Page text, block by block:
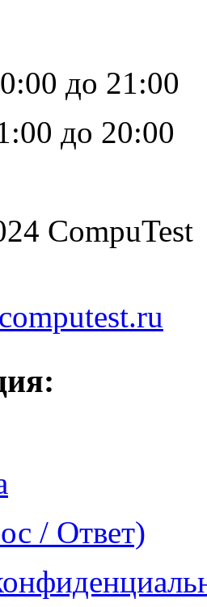
до 21:00
до 20:00
CompuTest
/ Ответ)